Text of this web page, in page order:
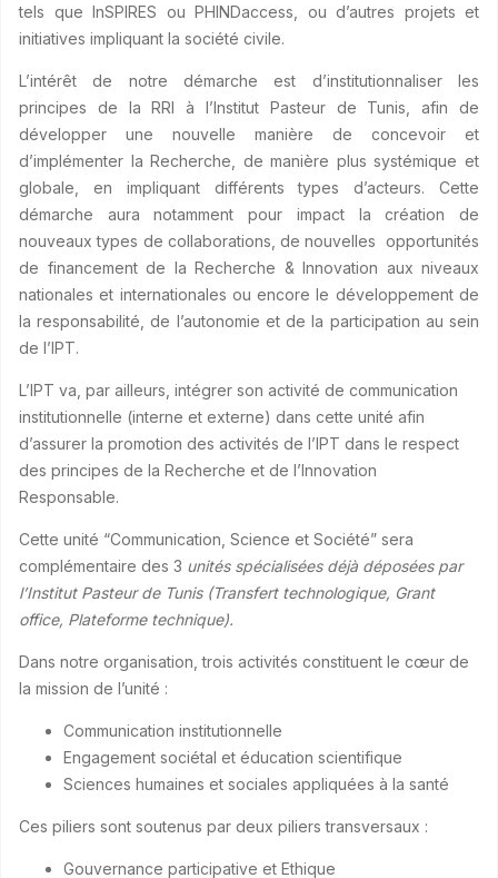
tels que InSPIRES ou PHINDaccess, ou d’autres projets et
initiatives impliquant la société civile.
L’intérêt de notre démarche est d’institutionnaliser les
principes de la RRI à l’Institut Pasteur de Tunis, afin de
développer une nouvelle manière de concevoir et
d’implémenter la Recherche, de manière plus systémique et
globale, en impliquant différents types d’acteurs. Cette
démarche aura notamment pour impact la création de
nouveaux types de collaborations, de nouvelles opportunités
de financement de la Recherche & Innovation aux niveaux
nationales et internationales ou encore le développement de
la responsabilité, de l’autonomie et de la participation au sein
de l’IPT.
L’IPT va, par ailleurs, intégrer son activité de communication
institutionnelle (interne et externe) dans cette unité afin
d’assurer la promotion des activités de l’IPT dans le respect
des principes de la Recherche et de l’Innovation
Responsable.
Cette unité “Communication, Science et Société” sera
complémentaire des 3 unités spécialisées déjà déposées par
l’Institut Pasteur de Tunis (Transfert technologique, Grant
office, Plateforme technique).
Dans notre organisation, trois activités constituent le cœur de
la mission de l’unité :
Communication institutionnelle
Engagement sociétal et éducation scientifique
Sciences humaines et sociales appliquées à la santé
Ces piliers sont soutenus par deux piliers transversaux :
Gouvernance participative et Ethique